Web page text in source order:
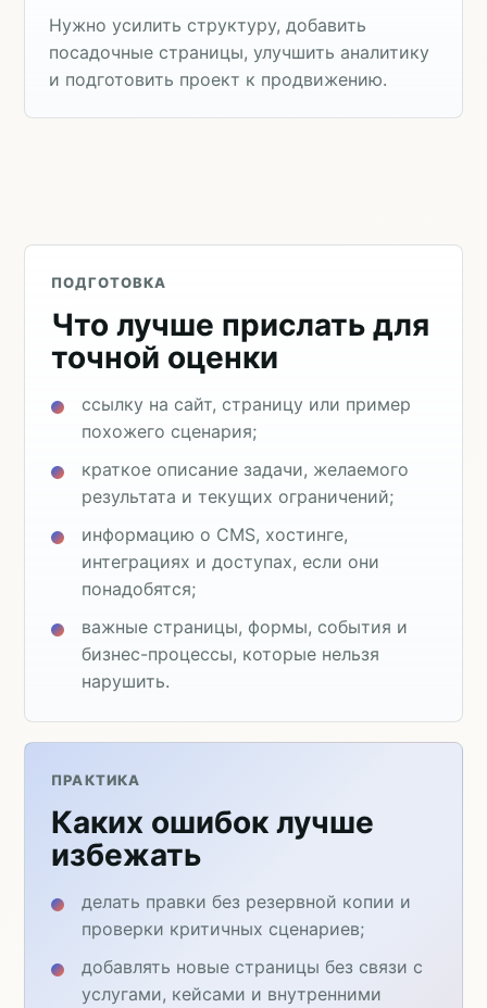
Нужно усилить структуру, добавить
посадочные страницы, улучшить аналитику
и подготовить проект к продвижению.
ПОДГОТОВКА
Что лучше прислать для
точной оценки
ссылку на сайт, страницу или пример
похожего сценария;
краткое описание задачи, желаемого
результата и текущих ограничений;
информацию о CMS, хостинге,
интеграциях и доступах, если они
понадобятся;
важные страницы, формы, события и
бизнес-процессы, которые нельзя
нарушить.
ПРАКТИКА
Каких ошибок лучше
избежать
делать правки без резервной копии и
проверки критичных сценариев;
добавлять новые страницы без связи с
услугами, кейсами и внутренними